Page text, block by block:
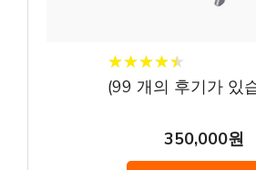
★★★★★
★★★★★
(99 개의 후기가 있
350,000원